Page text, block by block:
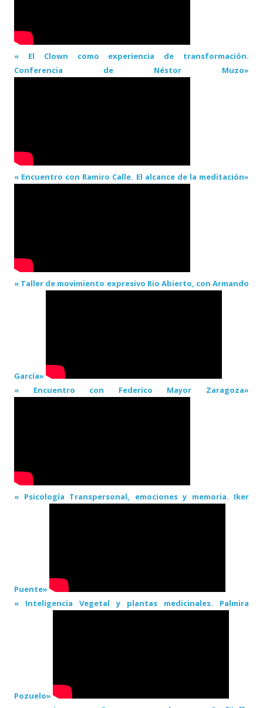
« El Clown como experiencia de transformación.
Conferencia de Néstor Muzo»
« Encuentro con Ramiro Calle. El alcance de la meditación»
« Taller de movimiento expresivo Rio Abierto, con Armando
García»
« Encuentro con Federico Mayor Zaragoza»
« Psicología Transpersonal, emociones y memoria. Iker
Puente»
« Inteligencia Vegetal y plantas medicinales. Palmira
Pozuelo»